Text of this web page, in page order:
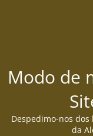
Modo de
Despedimo-nos
da